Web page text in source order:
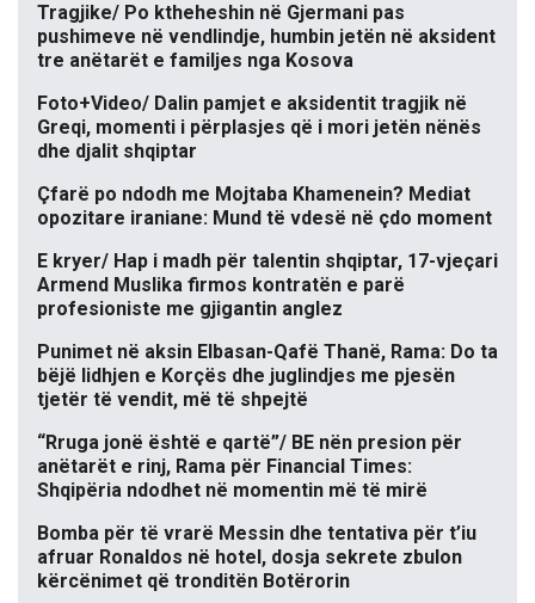
Tragjike/ Po ktheheshin në Gjermani pas
pushimeve në vendlindje, humbin jetën në aksident
tre anëtarët e familjes nga Kosova
Foto+Video/ Dalin pamjet e aksidentit tragjik në
Greqi, momenti i përplasjes që i mori jetën nënës
dhe djalit shqiptar
Çfarë po ndodh me Mojtaba Khamenein? Mediat
opozitare iraniane: Mund të vdesë në çdo moment
E kryer/ Hap i madh për talentin shqiptar, 17-vjeçari
Armend Muslika firmos kontratën e parë
profesioniste me gjigantin anglez
Punimet në aksin Elbasan-Qafë Thanë, Rama: Do ta
bëjë lidhjen e Korçës dhe juglindjes me pjesën
tjetër të vendit, më të shpejtë
“Rruga jonë është e qartë”/ BE nën presion për
anëtarët e rinj, Rama për Financial Times:
Shqipëria ndodhet në momentin më të mirë
Bomba për të vrarë Messin dhe tentativa për t’iu
afruar Ronaldos në hotel, dosja sekrete zbulon
kërcënimet që tronditën Botërorin